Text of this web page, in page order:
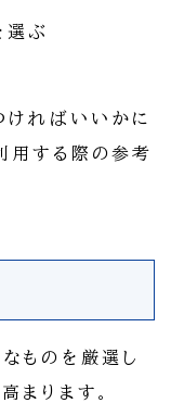
選ぶ
ければいいかに
用する際の参考
ものを厳選し
まります。